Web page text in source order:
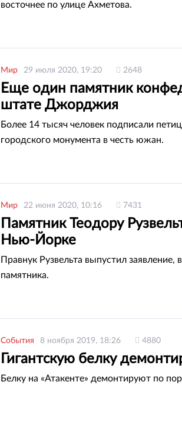
восточнее по улице Ахметова.
Мир 29 июля 2020, 19:20 2648
Еще один памятник
штате Джорджия
Более 14 тысяч человек подписали
городского монумента в честь южан.
Мир 22 июня 2020, 10:16 7431
Памятник Теодору
Нью-Йорке
Правнук Рузвельта выпустил
памятника.
События 8 ноября 2019, 18:26 4880
Гигантскую белку
Белку на «Атакенте» демонтируют по